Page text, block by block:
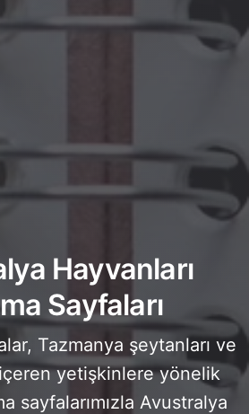
Hayvanları
Sayfaları
Tazmanya şeytanları ve
içeren yetişkinlere yönelik
sayfalarımızla Avustralya